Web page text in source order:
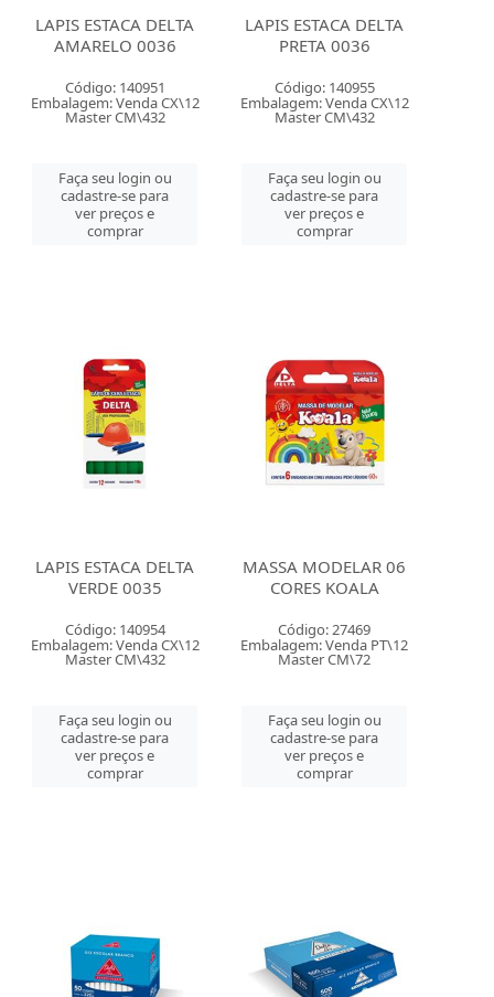
LAPIS ESTACA DELTA
AMARELO 0036
Código: 140951
Embalagem: Venda CX\12
Master CM\432
Faça seu login ou
cadastre-se para
ver preços e
comprar
LAPIS ESTACA DELTA
PRETA 0036
Código: 140955
Embalagem: Venda CX\12
Master CM\432
Faça seu login ou
cadastre-se para
ver preços e
comprar
LAPIS ESTACA DELTA
VERDE 0035
Código: 140954
Embalagem: Venda CX\12
Master CM\432
Faça seu login ou
cadastre-se para
ver preços e
comprar
MASSA MODELAR 06
CORES KOALA
Código: 27469
Embalagem: Venda PT\12
Master CM\72
Faça seu login ou
cadastre-se para
ver preços e
comprar